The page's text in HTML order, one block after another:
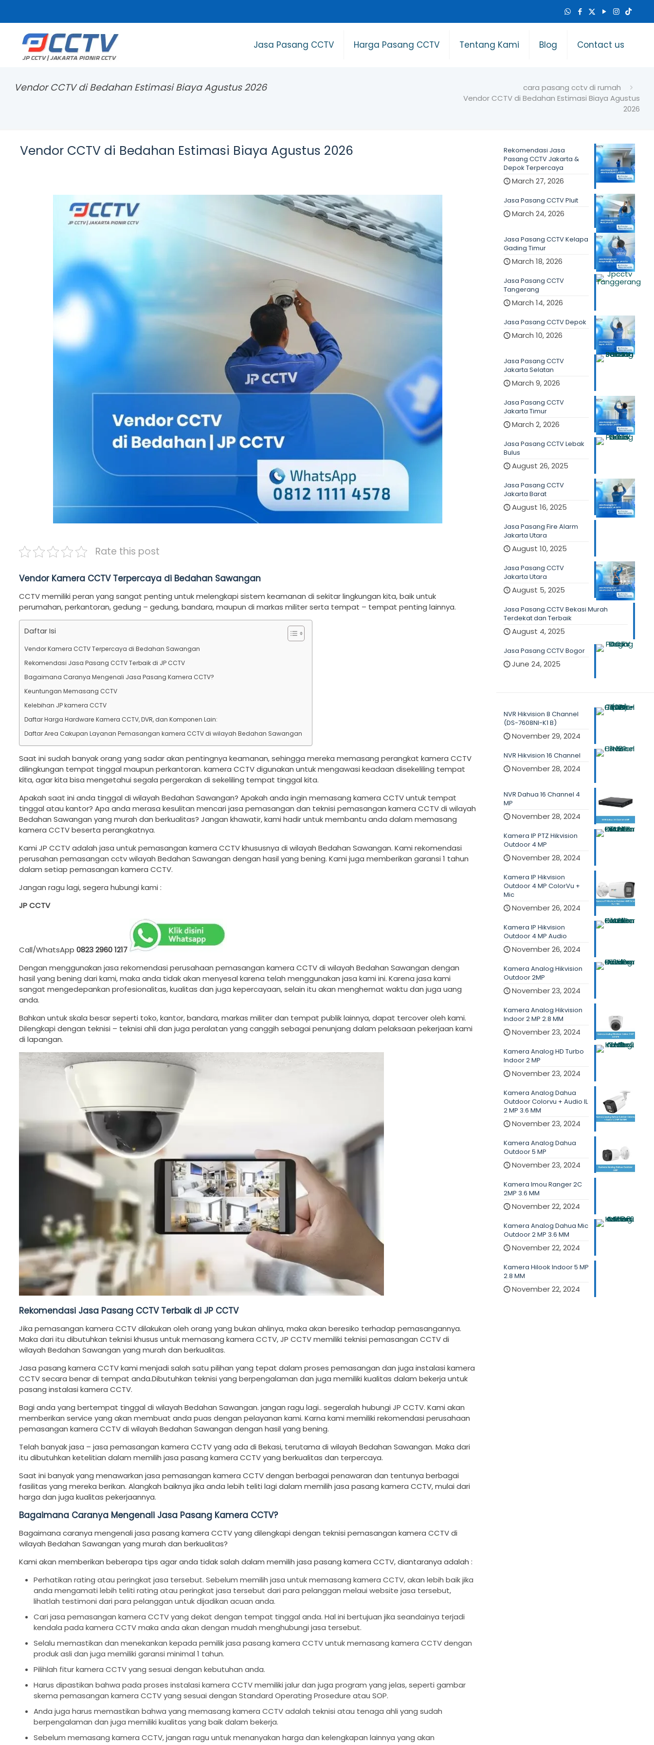
Jasa Pasang CCTV Harga Pasang CCTV Tentang Kami Blog Contact us
Vendor CCTV di Bedahan Estimasi Biaya Agustus 2026
cara pasang cctv di rumah
Vendor CCTV di Bedahan Estimasi Biaya Agustus
2026
Vendor CCTV di Bedahan Estimasi Biaya Agustus 2026
Rate this post
Vendor Kamera CCTV Terpercaya di Bedahan Sawangan
CCTV memiliki peran yang sangat penting untuk melengkapi sistem keamanan di sekitar lingkungan kita, baik untuk
perumahan, perkantoran, gedung – gedung, bandara, maupun di markas militer serta tempat – tempat penting lainnya.
Daftar Isi
Vendor Kamera CCTV Terpercaya di Bedahan Sawangan
Rekomendasi Jasa Pasang CCTV Terbaik di JP CCTV
Bagaimana Caranya Mengenali Jasa Pasang Kamera CCTV?
Keuntungan Memasang CCTV
Kelebihan JP kamera CCTV
Daftar Harga Hardware Kamera CCTV, DVR, dan Komponen Lain:
Daftar Area Cakupan Layanan Pemasangan kamera CCTV di wilayah Bedahan Sawangan
Saat ini sudah banyak orang yang sadar akan pentingnya keamanan, sehingga mereka memasang perangkat kamera CCTV
dilingkungan tempat tinggal maupun perkantoran. kamera CCTV digunakan untuk mengawasi keadaan disekeliling tempat
kita, agar kita bisa mengetahui segala pergerakan di sekeliling tempat tinggal kita.
Apakah saat ini anda tinggal di wilayah Bedahan Sawangan? Apakah anda ingin memasang kamera CCTV untuk tempat
tinggal atau kantor? Apa anda merasa kesulitan mencari jasa pemasangan dan teknisi pemasangan kamera CCTV di wilayah
Bedahan Sawangan yang murah dan berkualitas? Jangan khawatir, kami hadir untuk membantu anda dalam memasang
kamera CCTV beserta perangkatnya.
Kami JP CCTV adalah jasa untuk pemasangan kamera CCTV khususnya di wilayah Bedahan Sawangan. Kami rekomendasi
perusahan pemasangan cctv wilayah Bedahan Sawangan dengan hasil yang bening. Kami juga memberikan garansi 1 tahun
dalam setiap pemasangan kamera CCTV.
Jangan ragu lagi, segera hubungi kami :
JP CCTV
Call/WhatsApp 0823 2960 1217
Dengan menggunakan jasa rekomendasi perusahaan pemasangan kamera CCTV di wilayah Bedahan Sawangan dengan
hasil yang bening dari kami, maka anda tidak akan menyesal karena telah menggunakan jasa kami ini. Karena jasa kami
sangat mengedepankan profesionalitas, kualitas dan juga kepercayaan, selain itu akan menghemat waktu dan juga uang
anda.
Bahkan untuk skala besar seperti toko, kantor, bandara, markas militer dan tempat publik lainnya, dapat tercover oleh kami.
Dilengkapi dengan teknisi – teknisi ahli dan juga peralatan yang canggih sebagai penunjang dalam pelaksaan pekerjaan kami
di lapangan.
Rekomendasi Jasa Pasang CCTV Terbaik di JP CCTV
Jika pemasangan kamera CCTV dilakukan oleh orang yang bukan ahlinya, maka akan beresiko terhadap pemasangannya.
Maka dari itu dibutuhkan teknisi khusus untuk memasang kamera CCTV, JP CCTV memiliki teknisi pemasangan CCTV di
wilayah Bedahan Sawangan yang murah dan berkualitas.
Jasa pasang kamera CCTV kami menjadi salah satu pilihan yang tepat dalam proses pemasangan dan juga instalasi kamera
CCTV secara benar di tempat anda.Dibutuhkan teknisi yang berpengalaman dan juga memiliki kualitas dalam bekerja untuk
pasang instalasi kamera CCTV.
Bagi anda yang bertempat tinggal di wilayah Bedahan Sawangan. jangan ragu lagi.. segeralah hubungi JP CCTV. Kami akan
memberikan service yang akan membuat anda puas dengan pelayanan kami. Karna kami memiliki rekomendasi perusahaan
pemasangan kamera CCTV di wilayah Bedahan Sawangan dengan hasil yang bening.
Telah banyak jasa – jasa pemasangan kamera CCTV yang ada di Bekasi, terutama di wilayah Bedahan Sawangan. Maka dari
itu dibutuhkan ketelitian dalam memilih jasa pasang kamera CCTV yang berkualitas dan terpercaya.
Saat ini banyak yang menawarkan jasa pemasangan kamera CCTV dengan berbagai penawaran dan tentunya berbagai
fasilitas yang mereka berikan. Alangkah baiknya jika anda lebih teliti lagi dalam memilih jasa pasang kamera CCTV, mulai dari
harga dan juga kualitas pekerjaannya.
Bagaimana Caranya Mengenali Jasa Pasang Kamera CCTV?
Bagaimana caranya mengenali jasa pasang kamera CCTV yang dilengkapi dengan teknisi pemasangan kamera CCTV di
wilayah Bedahan Sawangan yang murah dan berkualitas?
Kami akan memberikan beberapa tips agar anda tidak salah dalam memilih jasa pasang kamera CCTV, diantaranya adalah :
Perhatikan rating atau peringkat jasa tersebut. Sebelum memilih jasa untuk memasang kamera CCTV, akan lebih baik jika
anda mengamati lebih teliti rating atau peringkat jasa tersebut dari para pelanggan melaui website jasa tersebut,
lihatlah testimoni dari para pelanggan untuk dijadikan acuan anda.
Cari jasa pemasangan kamera CCTV yang dekat dengan tempat tinggal anda. Hal ini bertujuan jika seandainya terjadi
kendala pada kamera CCTV maka anda akan dengan mudah menghubungi jasa tersebut.
Selalu memastikan dan menekankan kepada pemilik jasa pasang kamera CCTV untuk memasang kamera CCTV dengan
produk asli dan juga memiliki garansi minimal 1 tahun.
Pilihlah fitur kamera CCTV yang sesuai dengan kebutuhan anda.
Harus dipastikan bahwa pada proses instalasi kamera CCTV memiliki jalur dan juga program yang jelas, seperti gambar
skema pemasangan kamera CCTV yang sesuai dengan Standard Operating Prosedure atau SOP.
Anda juga harus memastikan bahwa yang memasang kamera CCTV adalah teknisi atau tenaga ahli yang sudah
berpengalaman dan juga memiliki kualitas yang baik dalam bekerja.
Sebelum memasang kamera CCTV, jangan ragu untuk menanyakan harga dan kelengkapan lainnya yang akan
Rekomendasi Jasa
Pasang CCTV Jakarta &
Depok Terpercaya
March 27, 2026
Jasa Pasang CCTV Pluit
March 24, 2026
Jasa Pasang CCTV Kelapa
Gading Timur
March 18, 2026
Jasa Pasang CCTV
Tangerang
March 14, 2026
Jasa Pasang CCTV Depok
March 10, 2026
Jasa Pasang CCTV
Jakarta Selatan
March 9, 2026
Jasa Pasang CCTV
Jakarta Timur
March 2, 2026
Jasa Pasang CCTV Lebak
Bulus
August 26, 2025
Jasa Pasang CCTV
Jakarta Barat
August 16, 2025
Jasa Pasang Fire Alarm
Jakarta Utara
August 10, 2025
Jasa Pasang CCTV
Jakarta Utara
August 5, 2025
Jasa Pasang CCTV Bekasi Murah
Terdekat dan Terbaik
August 4, 2025
Jasa Pasang CCTV Bogor
June 24, 2025
NVR Hikvision 8 Channel
(DS-7608NI-K1 B)
November 29, 2024
NVR Hikvision 16 Channel
November 28, 2024
NVR Dahua 16 Channel 4
MP
November 28, 2024
Kamera IP PTZ Hikvision
Outdoor 4 MP
November 28, 2024
Kamera IP Hikvision
Outdoor 4 MP ColorVu +
Mic
November 26, 2024
Kamera IP Hikvision
Outdoor 4 MP Audio
November 26, 2024
Kamera Analog Hikvision
Outdoor 2MP
November 23, 2024
Kamera Analog Hikvision
Indoor 2 MP 2.8 MM
November 23, 2024
Kamera Analog HD Turbo
Indoor 2 MP
November 23, 2024
Kamera Analog Dahua
Outdoor Colorvu + Audio IL
2 MP 3.6 MM
November 23, 2024
Kamera Analog Dahua
Outdoor 5 MP
November 23, 2024
Kamera Imou Ranger 2C
2MP 3.6 MM
November 22, 2024
Kamera Analog Dahua Mic
Outdoor 2 MP 3.6 MM
November 22, 2024
Kamera Hilook Indoor 5 MP
2.8 MM
November 22, 2024